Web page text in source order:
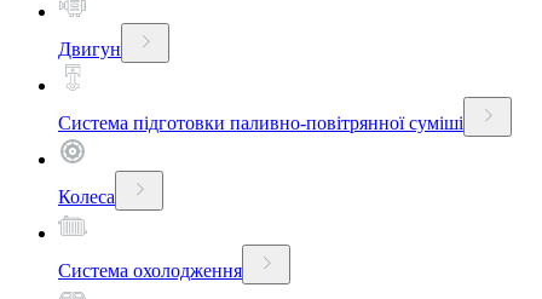
Двигун
Система підготовки паливно-повітрянної суміші
Колеса
Система охолодження